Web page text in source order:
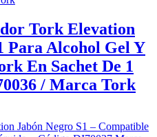
Tork Elevation
Para Alcohol Gel Y
En Sachet De 1
/ Marca Tork